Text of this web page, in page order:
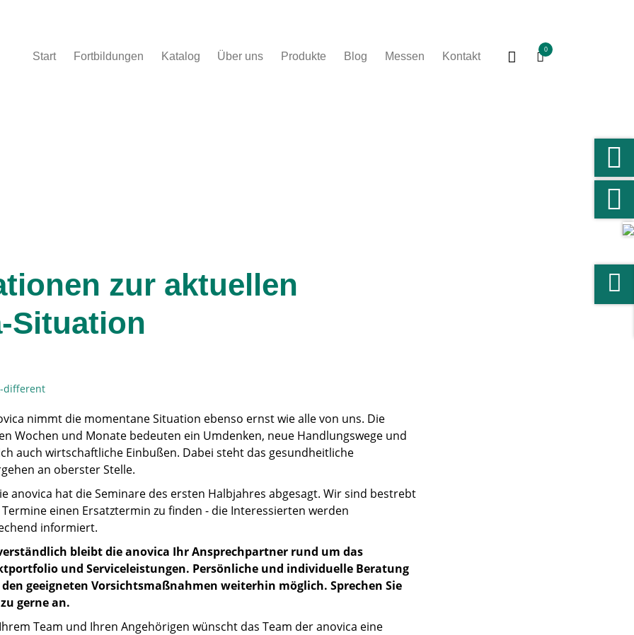
Start Fortbildungen Katalog Über uns Produkte Blog Messen Kontakt
0
zur aktuellen
Situation
nimmt die momentane Situation ebenso ernst wie alle von uns. Die
Wochen und Monate bedeuten ein Umdenken, neue Handlungswege und
auch wirtschaftliche Einbußen. Dabei steht das gesundheitliche
an oberster Stelle.
anovica hat die Seminare des ersten Halbjahres abgesagt. Wir sind bestrebt
einen Ersatztermin zu finden - die Interessierten werden
informiert.
bleibt die anovica Ihr Ansprechpartner rund um das
und Serviceleistungen. Persönliche und individuelle Beratung
geeigneten Vorsichtsmaßnahmen weiterhin möglich. Sprechen Sie
gerne an.
Team und Ihren Angehörigen wünscht das Team der anovica eine